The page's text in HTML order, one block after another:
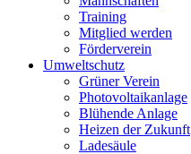
Training
Mitglied werden
Förderverein
Umweltschutz
Grüner Verein
Photovoltaikanlage
Blühende Anlage
Heizen der Zukunft
Ladesäule